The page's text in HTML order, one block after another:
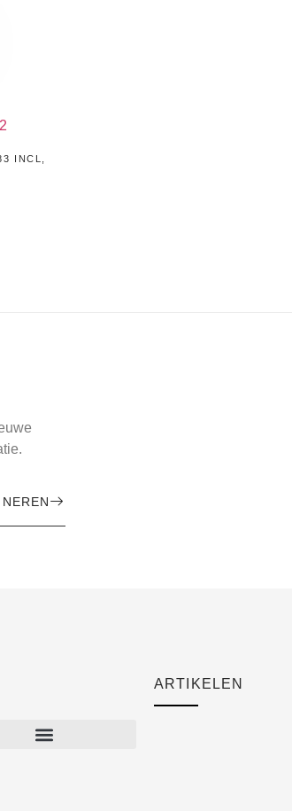
INCL,
ARTIKELEN